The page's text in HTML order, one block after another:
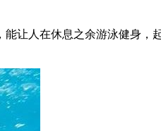
让人在休息之余游泳健身，